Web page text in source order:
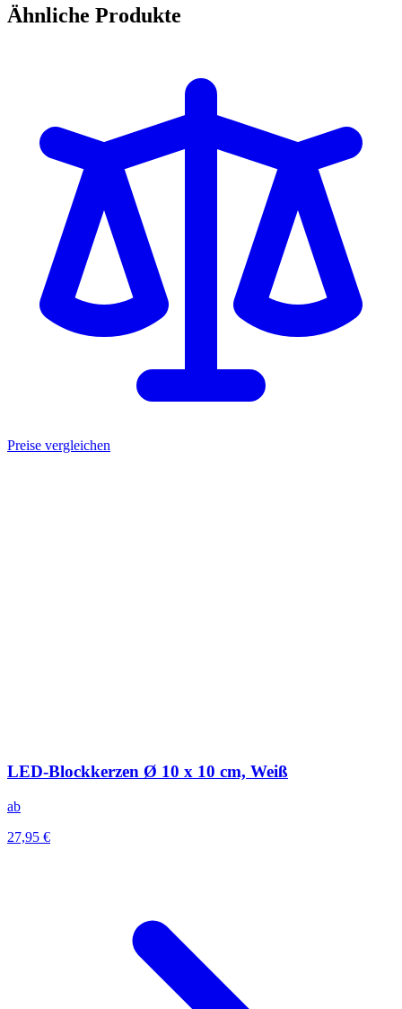
Ähnliche Produkte
Preise vergleichen
LED-Blockkerzen Ø 10 x 10 cm, Weiß
ab
27,95 €